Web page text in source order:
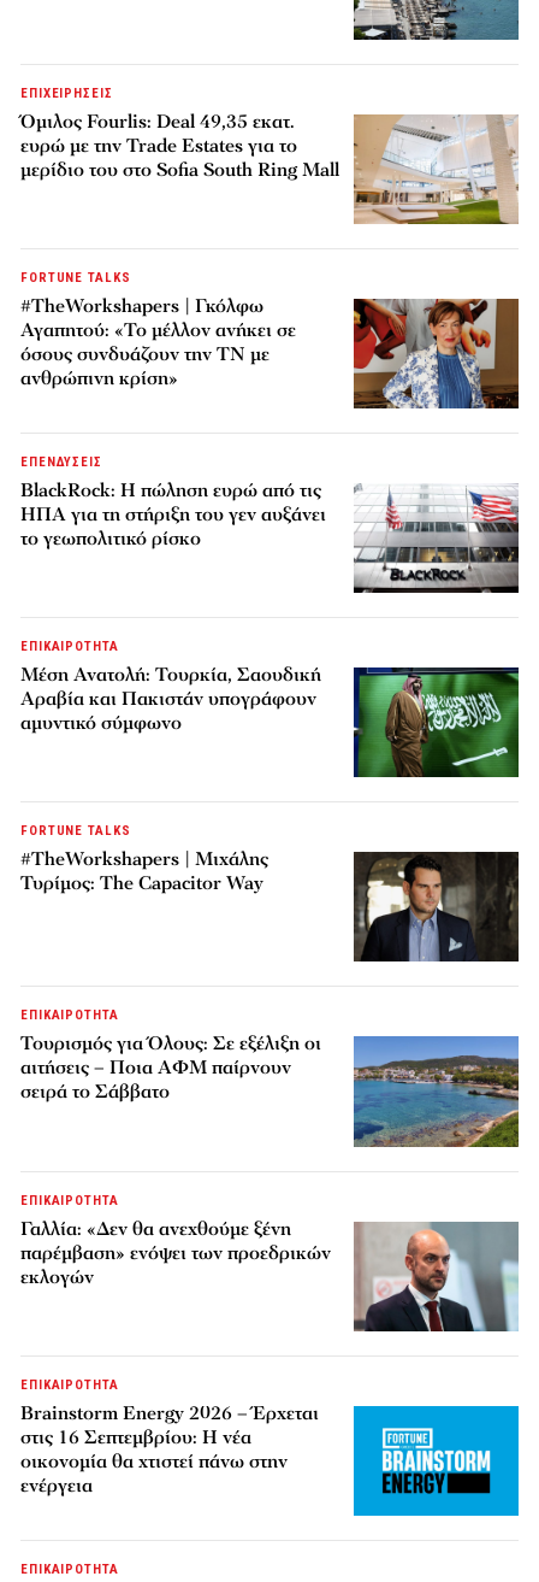
ΕΠΙΧΕΙΡΗΣΕΙΣ
Όμιλος Fourlis: Deal 49,35 εκατ.
ευρώ με την Trade Estates για το
μερίδιο του στο Sofia South Ring Mall
FORTUNE TALKS
#TheWorkshapers | Γκόλφω
Αγαπητού: «Το μέλλον ανήκει σε
όσους συνδυάζουν την ΤΝ με
ανθρώπινη κρίση»
ΕΠΕΝΔΥΣΕΙΣ
BlackRock: Η πώληση ευρώ από τις
ΗΠΑ για τη στήριξη του γεν αυξάνει
το γεωπολιτικό ρίσκο
ΕΠΙΚΑΙΡΟΤΗΤΑ
Μέση Ανατολή: Τουρκία, Σαουδική
Αραβία και Πακιστάν υπογράφουν
αμυντικό σύμφωνο
FORTUNE TALKS
#TheWorkshapers | Μιχάλης
Τυρίμος: The Capacitor Way
ΕΠΙΚΑΙΡΟΤΗΤΑ
Τουρισμός για Όλους: Σε εξέλιξη οι
αιτήσεις – Ποια ΑΦΜ παίρνουν
σειρά το Σάββατο
ΕΠΙΚΑΙΡΟΤΗΤΑ
Γαλλία: «Δεν θα ανεχθούμε ξένη
παρέμβαση» ενόψει των προεδρικών
εκλογών
ΕΠΙΚΑΙΡΟΤΗΤΑ
Brainstorm Energy 2026 – Έρχεται
στις 16 Σεπτεμβρίου: Η νέα
οικονομία θα χτιστεί πάνω στην
ενέργεια
ΕΠΙΚΑΙΡΟΤΗΤΑ